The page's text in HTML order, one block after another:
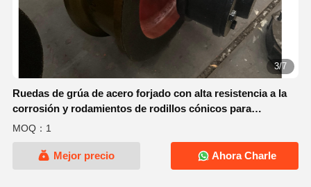
3/7
Ruedas de grúa de acero forjado con alta resistencia a la
corrosión y rodamientos de rodillos cónicos para
aplicaciones de trabajo pesado
MOQ：1
Mejor precio Ahora Charle